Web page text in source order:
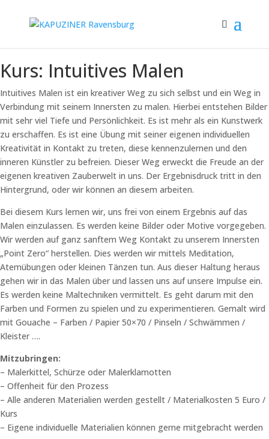
Kurs: Intuitives Malen
Intuitives Malen ist ein kreativer Weg zu sich selbst und ein Weg in
Verbindung mit seinem Innersten zu malen. Hierbei entstehen Bilder
mit sehr viel Tiefe und Persönlichkeit. Es ist mehr als ein Kunstwerk
zu erschaffen. Es ist eine Übung mit seiner eigenen individuellen
Kreativität in Kontakt zu treten, diese kennenzulernen und den
inneren Künstler zu befreien. Dieser Weg erweckt die Freude an der
eigenen kreativen Zauberwelt in uns. Der Ergebnisdruck tritt in den
Hintergrund, oder wir können an diesem arbeiten.
Bei diesem Kurs lernen wir, uns frei von einem Ergebnis auf das
Malen einzulassen. Es werden keine Bilder oder Motive vorgegeben.
Wir werden auf ganz sanftem Weg Kontakt zu unserem Innersten
„Point Zero“ herstellen. Dies werden wir mittels Meditation,
Atemübungen oder kleinen Tänzen tun. Aus dieser Haltung heraus
gehen wir in das Malen über und lassen uns auf unsere Impulse ein.
Es werden keine Maltechniken vermittelt. Es geht darum mit den
Farben und Formen zu spielen und zu experimentieren. Gemalt wird
mit Gouache – Farben / Papier 50×70 / Pinseln / Schwämmen /
Kleister ….
Mitzubringen:
– Malerkittel, Schürze oder Malerklamotten
– Offenheit für den Prozess
– Alle anderen Materialien werden gestellt / Materialkosten 5 Euro /
Kurs
– Eigene individuelle Materialien können gerne mitgebracht werden